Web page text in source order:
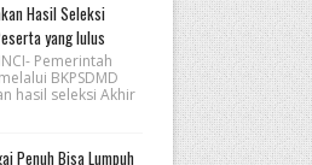
Hasil Seleksi
yang lulus
Pemerintah
BKPSDMD
hasil seleksi Akhir
Penuh Bisa Lumpuh